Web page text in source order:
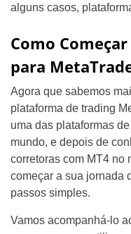
alguns casos,
Como
para
Agora que sabemos
plataforma de trading
uma das plataformas
mundo, e depois de
corretoras com MT4 no
começar a sua jornada
passos simples.
Vamos acompanhá-lo